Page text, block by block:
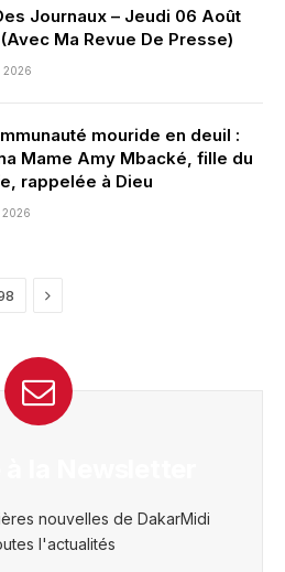
Journaux – Jeudi 06 Août
Ma Revue De Presse)
2026
mouride en deuil :
Mame Amy Mbacké, fille du
rappelée à Dieu
2026
Next
nouvelles de DakarMidi
l'actualités